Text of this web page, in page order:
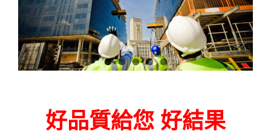
好品質給您 好結果